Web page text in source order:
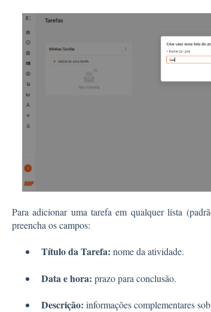
Para adicionar uma tarefa em qualquer lista
preencha os campos:
Título da Tarefa: nome da atividade.
Data e hora: prazo para conclusão.
Descrição: informações complementares